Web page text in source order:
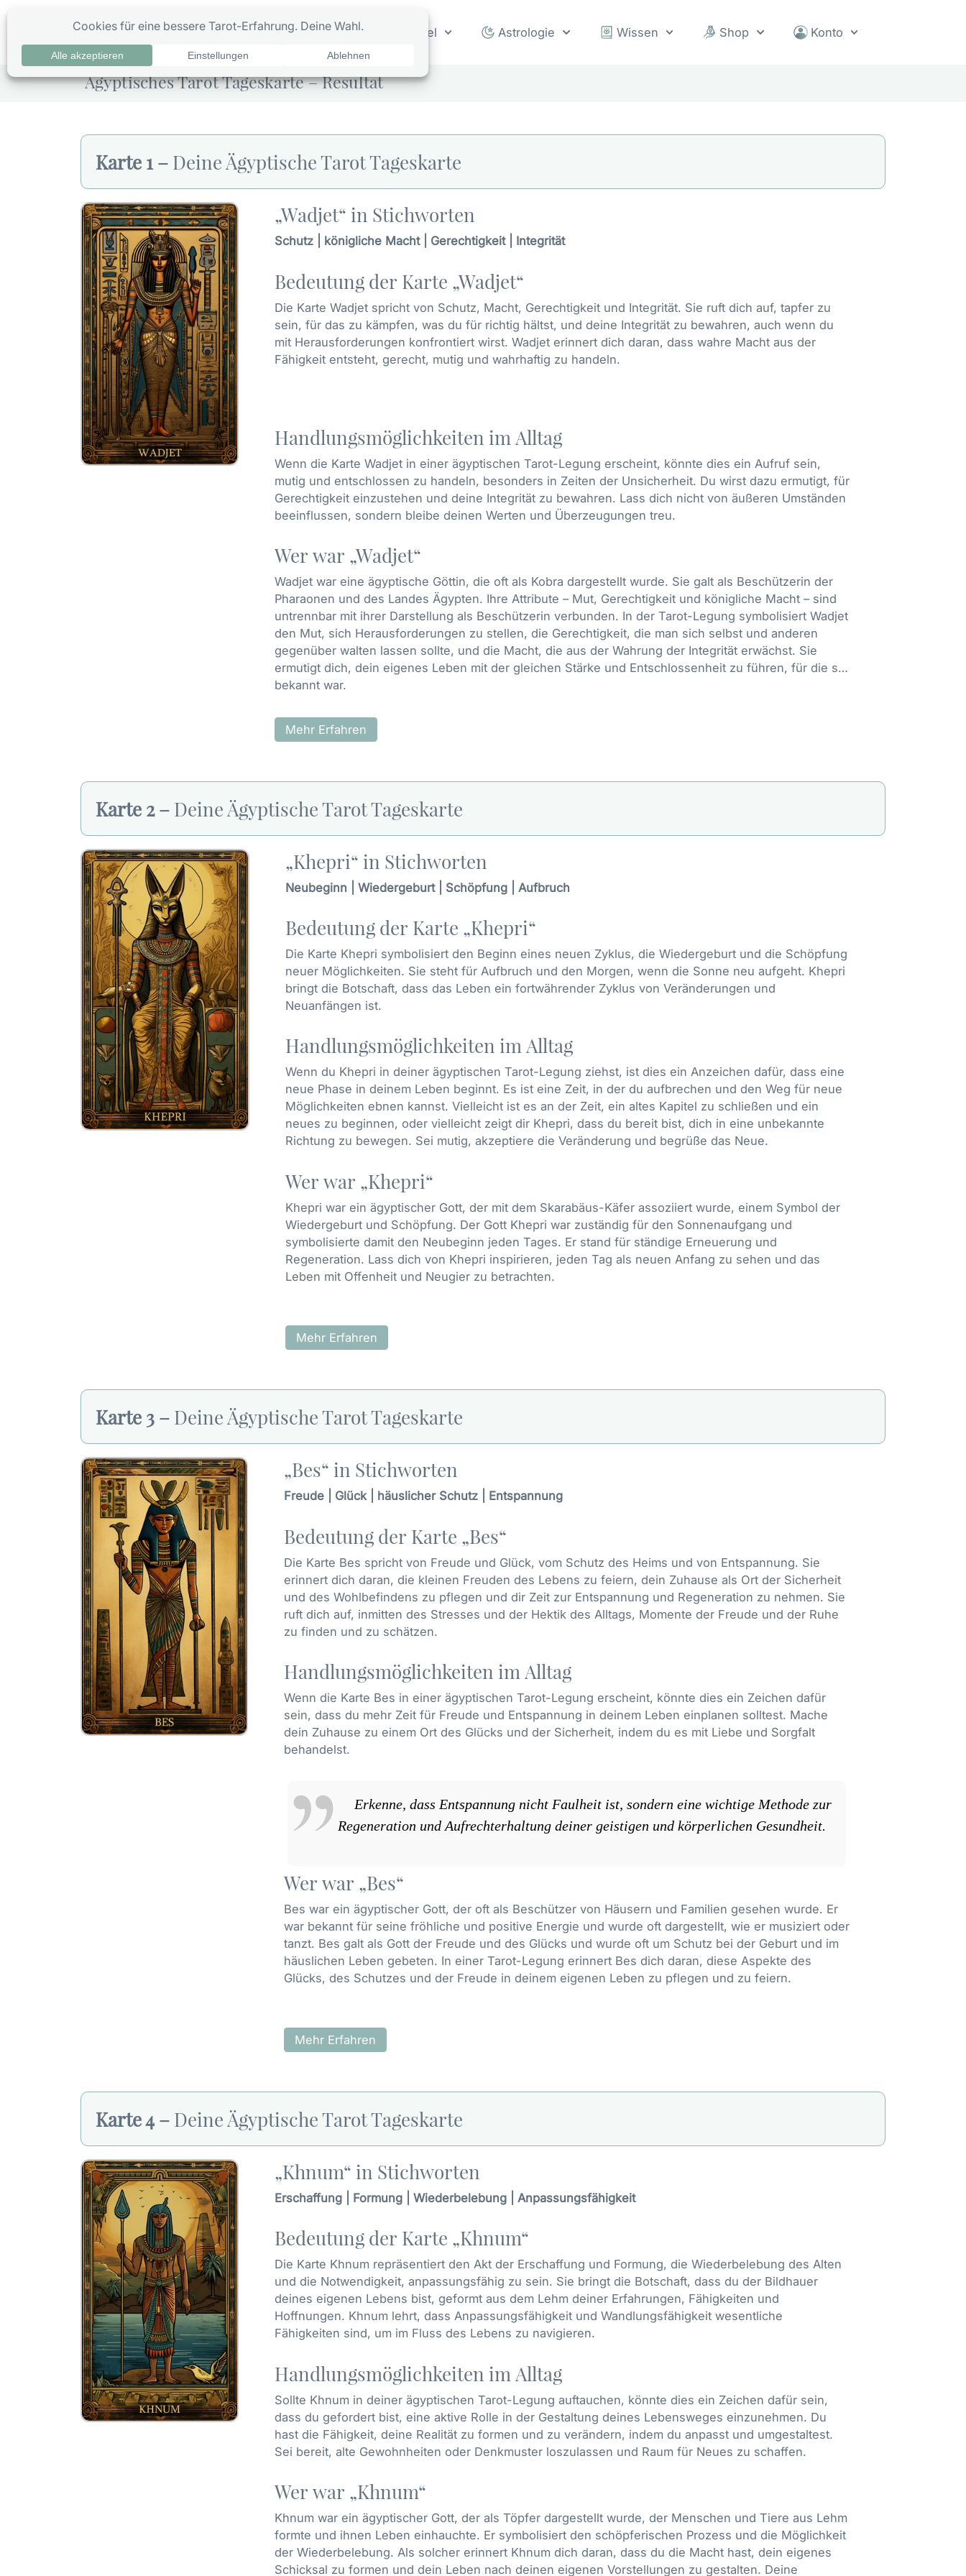
springen
0 Tarot Orakel Astrologie Wissen Shop Konto
Ägyptisches Tarot Tageskarte – Resultat
Karte 1 –Deine Ägyptische Tarot Tageskarte
„Wadjet“ in Stichworten
Schutz | königliche Macht | Gerechtigkeit | Integrität
Bedeutung der Karte „Wadjet“
Die Karte Wadjet spricht von Schutz, Macht, Gerechtigkeit und Integrität. Sie ruft dich auf, tapfer zu
sein, für das zu kämpfen, was du für richtig hältst, und deine Integrität zu bewahren, auch wenn du
mit Herausforderungen konfrontiert wirst. Wadjet erinnert dich daran, dass wahre Macht aus der
Fähigkeit entsteht, gerecht, mutig und wahrhaftig zu handeln.
Handlungsmöglichkeiten im Alltag
Wenn die Karte Wadjet in einer ägyptischen Tarot-Legung erscheint, könnte dies ein Aufruf sein,
mutig und entschlossen zu handeln, besonders in Zeiten der Unsicherheit. Du wirst dazu ermutigt, für
Gerechtigkeit einzustehen und deine Integrität zu bewahren. Lass dich nicht von äußeren Umständen
beeinflussen, sondern bleibe deinen Werten und Überzeugungen treu.
Wer war „Wadjet“
Wadjet war eine ägyptische Göttin, die oft als Kobra dargestellt wurde. Sie galt als Beschützerin der
Pharaonen und des Landes Ägypten. Ihre Attribute – Mut, Gerechtigkeit und königliche Macht – sind
untrennbar mit ihrer Darstellung als Beschützerin verbunden. In der Tarot-Legung symbolisiert Wadjet
den Mut, sich Herausforderungen zu stellen, die Gerechtigkeit, die man sich selbst und anderen
gegenüber walten lassen sollte, und die Macht, die aus der Wahrung der Integrität erwächst. Sie
ermutigt dich, dein eigenes Leben mit der gleichen Stärke und Entschlossenheit zu führen, für die sie
bekannt war.
Mehr Erfahren
Karte 2 –Deine Ägyptische Tarot Tageskarte
„Khepri“ in Stichworten
Neubeginn | Wiedergeburt | Schöpfung | Aufbruch
Bedeutung der Karte „Khepri“
Die Karte Khepri symbolisiert den Beginn eines neuen Zyklus, die Wiedergeburt und die Schöpfung
neuer Möglichkeiten. Sie steht für Aufbruch und den Morgen, wenn die Sonne neu aufgeht. Khepri
bringt die Botschaft, dass das Leben ein fortwährender Zyklus von Veränderungen und
Neuanfängen ist.
Handlungsmöglichkeiten im Alltag
Wenn du Khepri in deiner ägyptischen Tarot-Legung ziehst, ist dies ein Anzeichen dafür, dass eine
neue Phase in deinem Leben beginnt. Es ist eine Zeit, in der du aufbrechen und den Weg für neue
Möglichkeiten ebnen kannst. Vielleicht ist es an der Zeit, ein altes Kapitel zu schließen und ein
neues zu beginnen, oder vielleicht zeigt dir Khepri, dass du bereit bist, dich in eine unbekannte
Richtung zu bewegen. Sei mutig, akzeptiere die Veränderung und begrüße das Neue.
Wer war „Khepri“
Khepri war ein ägyptischer Gott, der mit dem Skarabäus-Käfer assoziiert wurde, einem Symbol der
Wiedergeburt und Schöpfung. Der Gott Khepri war zuständig für den Sonnenaufgang und
symbolisierte damit den Neubeginn jeden Tages. Er stand für ständige Erneuerung und
Regeneration. Lass dich von Khepri inspirieren, jeden Tag als neuen Anfang zu sehen und das
Leben mit Offenheit und Neugier zu betrachten.
Mehr Erfahren
Karte 3 –Deine Ägyptische Tarot Tageskarte
„Bes“ in Stichworten
Freude | Glück | häuslicher Schutz | Entspannung
Bedeutung der Karte „Bes“
Die Karte Bes spricht von Freude und Glück, vom Schutz des Heims und von Entspannung. Sie
erinnert dich daran, die kleinen Freuden des Lebens zu feiern, dein Zuhause als Ort der Sicherheit
und des Wohlbefindens zu pflegen und dir Zeit zur Entspannung und Regeneration zu nehmen. Sie
ruft dich auf, inmitten des Stresses und der Hektik des Alltags, Momente der Freude und der Ruhe
zu finden und zu schätzen.
Handlungsmöglichkeiten im Alltag
Wenn die Karte Bes in einer ägyptischen Tarot-Legung erscheint, könnte dies ein Zeichen dafür
sein, dass du mehr Zeit für Freude und Entspannung in deinem Leben einplanen solltest. Mache
dein Zuhause zu einem Ort des Glücks und der Sicherheit, indem du es mit Liebe und Sorgfalt
behandelst.
Erkenne, dass Entspannung nicht Faulheit ist, sondern eine wichtige Methode zur
Regeneration und Aufrechterhaltung deiner geistigen und körperlichen Gesundheit.
Wer war „Bes“
Bes war ein ägyptischer Gott, der oft als Beschützer von Häusern und Familien gesehen wurde. Er
war bekannt für seine fröhliche und positive Energie und wurde oft dargestellt, wie er musiziert oder
tanzt. Bes galt als Gott der Freude und des Glücks und wurde oft um Schutz bei der Geburt und im
häuslichen Leben gebeten. In einer Tarot-Legung erinnert Bes dich daran, diese Aspekte des
Glücks, des Schutzes und der Freude in deinem eigenen Leben zu pflegen und zu feiern.
Mehr Erfahren
Karte 4 –Deine Ägyptische Tarot Tageskarte
„Khnum“ in Stichworten
Erschaffung | Formung | Wiederbelebung | Anpassungsfähigkeit
Bedeutung der Karte „Khnum“
Die Karte Khnum repräsentiert den Akt der Erschaffung und Formung, die Wiederbelebung des Alten
und die Notwendigkeit, anpassungsfähig zu sein. Sie bringt die Botschaft, dass du der Bildhauer
deines eigenen Lebens bist, geformt aus dem Lehm deiner Erfahrungen, Fähigkeiten und
Hoffnungen. Khnum lehrt, dass Anpassungsfähigkeit und Wandlungsfähigkeit wesentliche
Fähigkeiten sind, um im Fluss des Lebens zu navigieren.
Handlungsmöglichkeiten im Alltag
Sollte Khnum in deiner ägyptischen Tarot-Legung auftauchen, könnte dies ein Zeichen dafür sein,
dass du gefordert bist, eine aktive Rolle in der Gestaltung deines Lebensweges einzunehmen. Du
hast die Fähigkeit, deine Realität zu formen und zu verändern, indem du anpasst und umgestaltest.
Sei bereit, alte Gewohnheiten oder Denkmuster loszulassen und Raum für Neues zu schaffen.
Wer war „Khnum“
Khnum war ein ägyptischer Gott, der als Töpfer dargestellt wurde, der Menschen und Tiere aus Lehm
formte und ihnen Leben einhauchte. Er symbolisiert den schöpferischen Prozess und die Möglichkeit
der Wiederbelebung. Als solcher erinnert Khnum dich daran, dass du die Macht hast, dein eigenes
Schicksal zu formen und dein Leben nach deinen eigenen Vorstellungen zu gestalten. Deine